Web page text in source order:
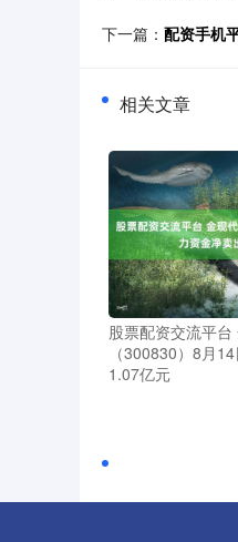
下一篇： 配资手机
相关文章
股票配资交流平台
（300830）8月
1.07亿元